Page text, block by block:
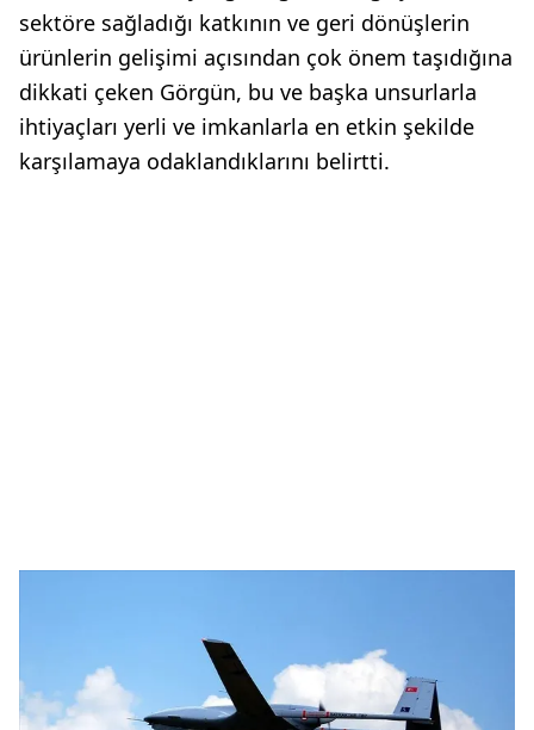
sektöre sağladığı katkının ve geri dönüşlerin
ürünlerin gelişimi açısından çok önem taşıdığına
dikkati çeken Görgün, bu ve başka unsurlarla
ihtiyaçları yerli ve imkanlarla en etkin şekilde
karşılamaya odaklandıklarını belirtti.